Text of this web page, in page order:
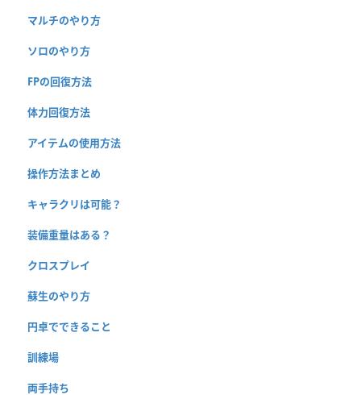
マルチのやり方
ソロのやり方
FPの回復方法
体力回復方法
アイテムの使用方法
操作方法まとめ
キャラクリは可能？
装備重量はある？
クロスプレイ
蘇生のやり方
円卓でできること
訓練場
両手持ち